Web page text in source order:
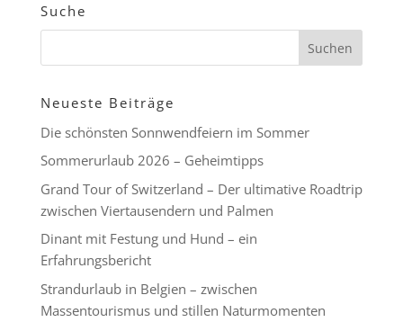
Suche
Neueste Beiträge
Die schönsten Sonnwendfeiern im Sommer
Sommerurlaub 2026 – Geheimtipps
Grand Tour of Switzerland – Der ultimative Roadtrip
zwischen Viertausendern und Palmen
Dinant mit Festung und Hund – ein
Erfahrungsbericht
Strandurlaub in Belgien – zwischen
Massentourismus und stillen Naturmomenten